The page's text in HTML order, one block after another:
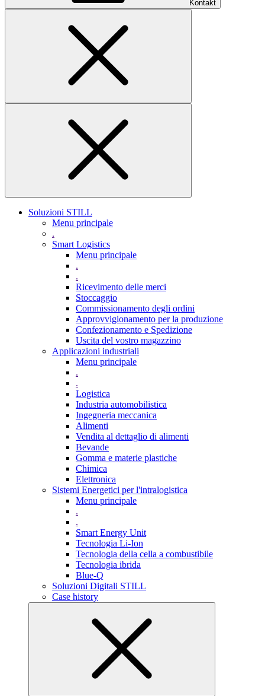
Kontakt
Soluzioni STILL
Menu principale
.
Smart Logistics
Menu principale
.
.
Ricevimento delle merci
Stoccaggio
Commissionamento degli ordini
Approvvigionamento per la produzione
Confezionamento e Spedizione
Uscita del vostro magazzino
Applicazioni industriali
Menu principale
.
.
Logistica
Industria automobilistica
Ingegneria meccanica
Alimenti
Vendita al dettaglio di alimenti
Bevande
Gomma e materie plastiche
Chimica
Elettronica
Sistemi Energetici per l'intralogistica
Menu principale
.
.
Smart Energy Unit
Tecnologia Li-Ion
Tecnologia della cella a combustibile
Tecnologia ibrida
Blue-Q
Soluzioni Digitali STILL
Case history